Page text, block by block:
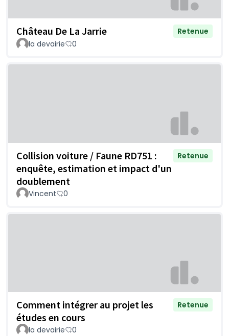
Château De La Jarrie
Retenue
la devairie
0
Collision voiture / Faune RD751 :
enquête, estimation et impact d'un
doublement
Retenue
Vincent 0
Comment intégrer au projet les
études en cours
Retenue
la devairie 0